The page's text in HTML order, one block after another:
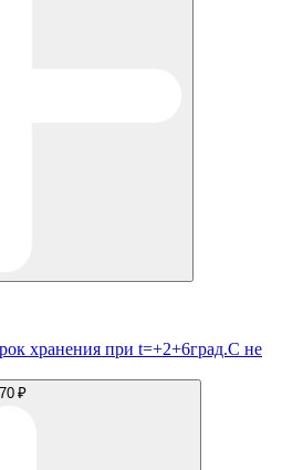
хранения при t=+2+6град.С не
₽